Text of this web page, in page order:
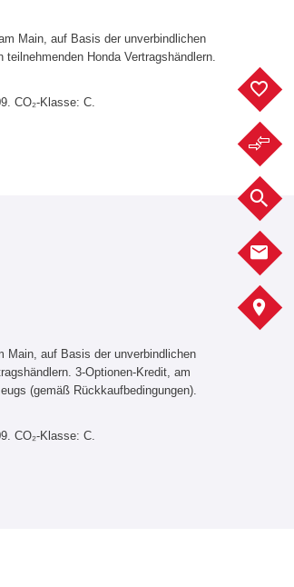
Main, auf Basis der unverbindlichen
Honda Vertragshändlern.
CO₂-Klasse: C.
Main, auf Basis der unverbindlichen
3-Optionen-Kredit, am
(gemäß Rückkaufbedingungen).
CO₂-Klasse: C.